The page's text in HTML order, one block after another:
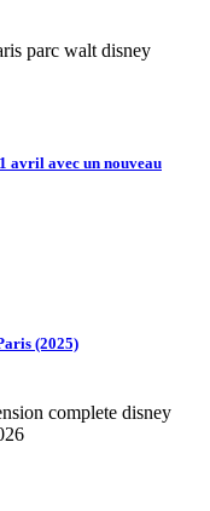
avril avec un nouveau
(2025)